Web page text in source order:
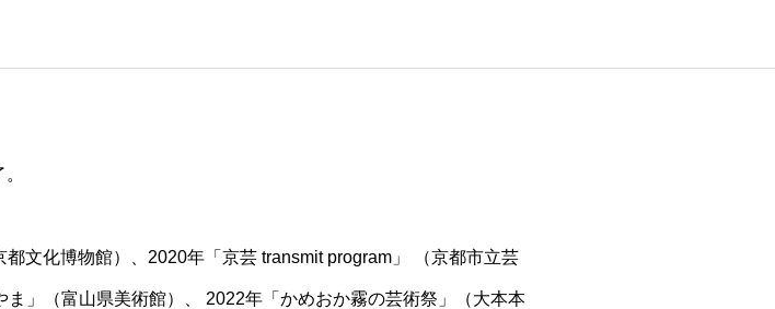
文化博物館）、2020年「京芸 transmit program」 （京都市立芸
」（富山県美術館）、 2022年「かめおか霧の芸術祭」（大本本